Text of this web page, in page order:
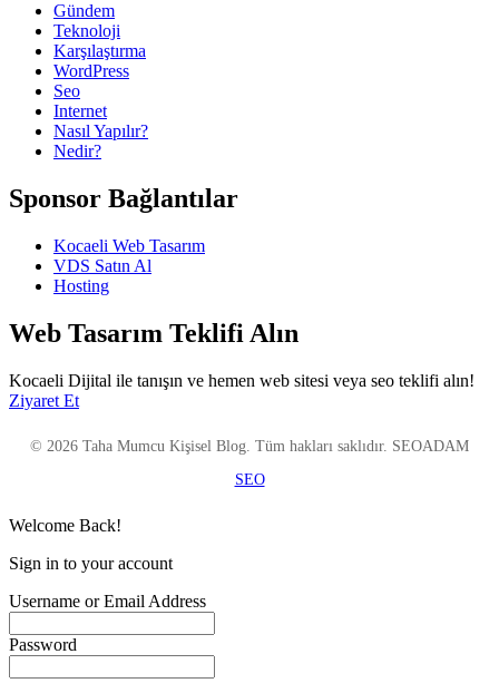
Gündem
Teknoloji
Karşılaştırma
WordPress
Seo
Internet
Nasıl Yapılır?
Nedir?
Sponsor Bağlantılar
Kocaeli Web Tasarım
VDS Satın Al
Hosting
Web Tasarım Teklifi Alın
Kocaeli Dijital ile tanışın ve hemen web sitesi veya seo teklifi alın!
Ziyaret Et
© 2026 Taha Mumcu Kişisel Blog. Tüm hakları saklıdır. SEOADAM
SEO
Welcome Back!
Sign in to your account
Username or Email Address
Password